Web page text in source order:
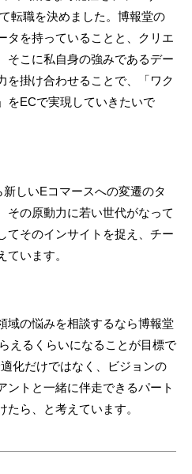
転職を決めました。博報堂の
タを持っていることと、クリエ
そこに私自身の強みであるデー
を掛け合わせることで、「ワク
をECで実現していきたいで
しいEコマースへの変遷のタ
その原動力に若い世代がなって
てそのインサイトを捉え、チー
ています。
域の悩みを相談するなら博報堂
えるくらいになることが目標で
化だけではなく、ビジョンの
ントと一緒に伴走できるパート
ら、と考えています。